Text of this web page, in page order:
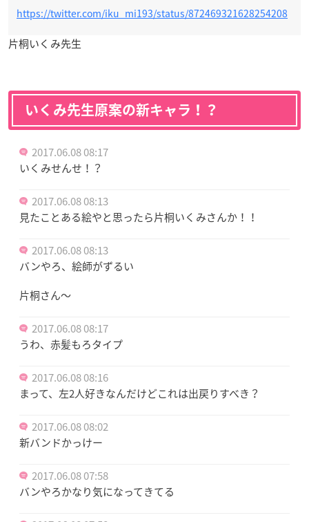
https://twitter.com/iku_mi193/status/872469321628254208
片桐いくみ先生
いくみ先生原案の新キャラ！？
2017.06.08 08:17
いくみせんせ！？
2017.06.08 08:13
見たことある絵やと思ったら片桐いくみさんか！！
2017.06.08 08:13
バンやろ、絵師がずるい
片桐さん～
2017.06.08 08:17
うわ、赤髪もろタイプ
2017.06.08 08:16
まって、左2人好きなんだけどこれは出戻りすべき？
2017.06.08 08:02
新バンドかっけー
2017.06.08 07:58
バンやろかなり気になってきてる